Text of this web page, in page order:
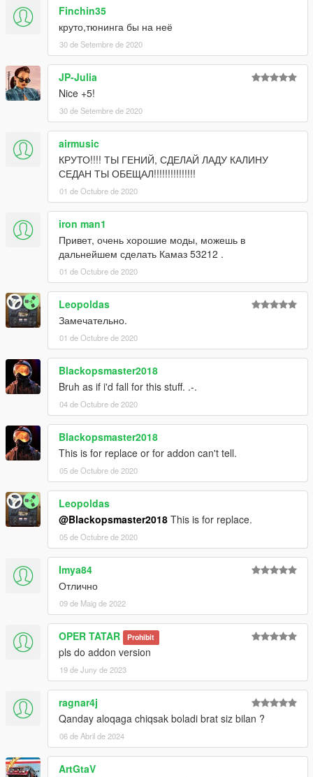
Finchin35
круто,тюнинга бы на неё
30 de Setembre de 2020
JP-Julia
Nice +5!
30 de Setembre de 2020
airmusic
КРУТО!!!! ТЫ ГЕНИЙ, СДЕЛАЙ ЛАДУ КАЛИНУ
СЕДАН ТЫ ОБЕЩАЛ!!!!!!!!!!!!!!!
01 de Octubre de 2020
iron man1
Привет, очень хорошие моды, можешь в
дальнейшем сделать Камаз 53212 .
01 de Octubre de 2020
Leopoldas
Замечательно.
01 de Octubre de 2020
Blackopsmaster2018
Bruh as if i'd fall for this stuff. .-.
04 de Octubre de 2020
Blackopsmaster2018
This is for replace or for addon can't tell.
05 de Octubre de 2020
Leopoldas
@Blackopsmaster2018 This is for replace.
05 de Octubre de 2020
Imya84
Отлично
09 de Maig de 2022
OPER TATAR Prohibit
pls do addon version
19 de Juny de 2023
ragnar4j
Qanday aloqaga chiqsak boladi brat siz bilan ?
06 de Abril de 2024
ArtGtaV